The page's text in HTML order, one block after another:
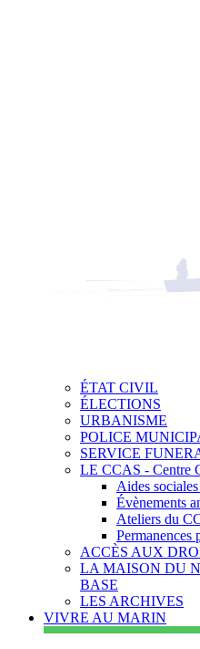
ÉTAT CIVIL
ÉLECTIONS
URBANISME
POLICE
SERVICE
LE CCAS - Centre
Aides
Évènements
Ateliers du
Permanences
ACCÈS AUX
LA MAISON DU
BASE
LES ARCHIVES
VIVRE AU MARIN